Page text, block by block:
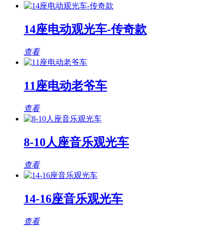
14座电动观光车-传奇款
查看
11座电动老爷车
查看
8-10人座音乐观光车
查看
14-16座音乐观光车
查看